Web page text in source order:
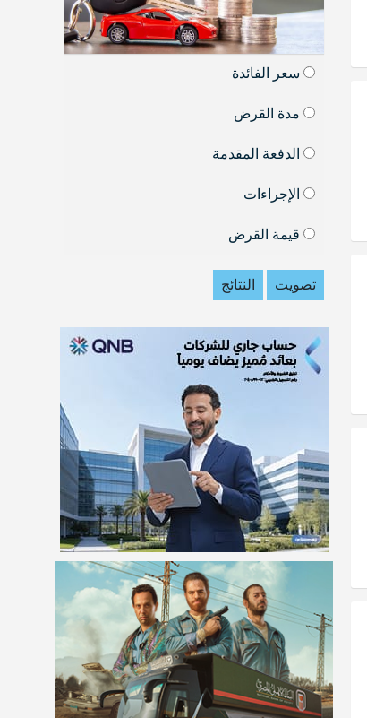
سعر الفائدة
مدة القرض
الدفعة المقدمة
الإجراءات
قيمة القرض
تصويت النتائج